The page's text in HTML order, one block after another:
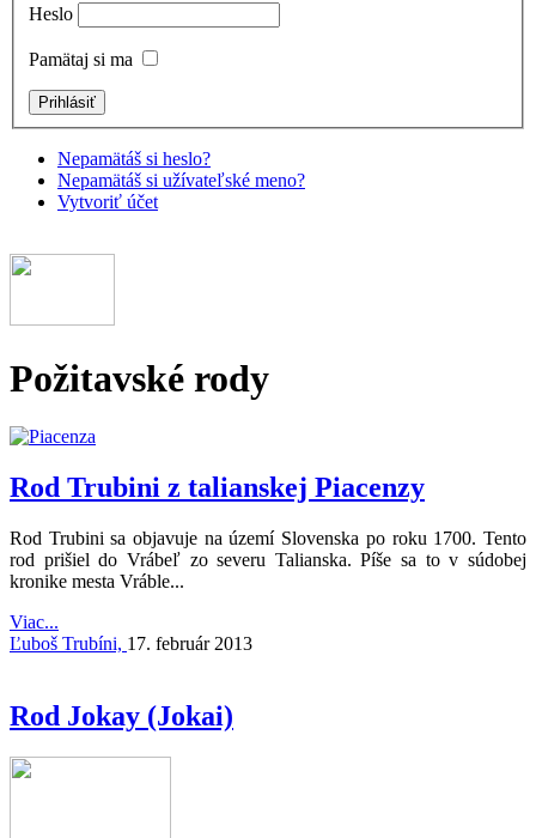
Heslo
Pamätaj si ma
Nepamätáš si heslo?
Nepamätáš si užívateľské meno?
Vytvoriť účet
Požitavské rody
Rod Trubini z talianskej Piacenzy
Rod Trubini sa objavuje na území Slovenska po roku 1700. Tento
rod prišiel do Vrábeľ zo severu Talianska. Píše sa to v súdobej
kronike mesta Vráble...
Viac...
Ľuboš Trubíni, 17. február 2013
Rod Jokay (Jokai)